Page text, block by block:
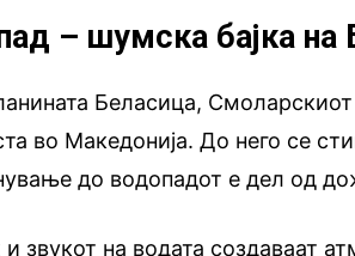
– шумска бајка на
Беласица,
во Македонија. До него се
до водопадот е дел од
звукот на водата создаваат